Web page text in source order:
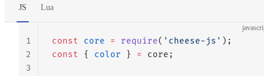
JS Lua
const core = require( 'cheese-js' );
const { color } = core;
1
2
3